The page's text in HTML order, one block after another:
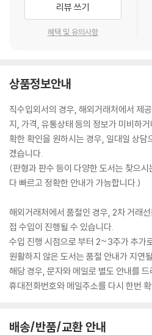
리뷰 쓰기
혜택 및 유의사항
상품정보안내
직수입외서의 경우, 해외거래처에서 제
지, 가격, 유통상태 등의 정보가 미비하
확한 확인을 원하시는 경우, 일대일 상담
겠습니다.
(판형과 판수 등이 다양한 도서는 찾으
다 빠르고 정확한 안내가 가능합니다.)
해외거래처에서 품절인 경우, 2차 거래
접 수입이 진행될 수 있습니다.
수입 진행 시점으로 부터 2~3주가 추가
원활하지 않은 도서는 품절 안내가 지연
해당 경우, 문자와 메일로 별도 안내를
휴대전화번호와 메일주소를 다시 한번
배송/반품/교환 안내